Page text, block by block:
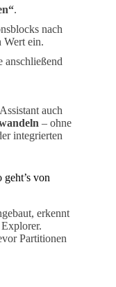
.
nach
Wert ein.
anschließend
auch
– ohne
integrierten
von
erkennt
Partitionen